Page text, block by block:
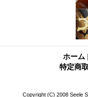
ホーム |
特定商
Copyright (C) 2008 Seele